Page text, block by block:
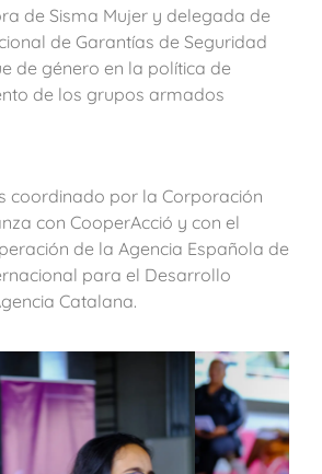
de Sisma Mujer y delegada de
de Garantías de Seguridad
de género en la política de
de los grupos armados
coordinado por la Corporación
con CooperAcció y con el
de la Agencia Española de
para el Desarrollo
Catalana.